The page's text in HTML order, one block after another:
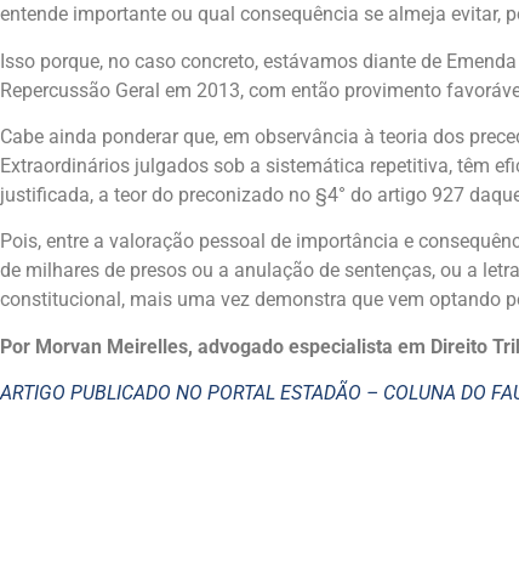
entende importante ou qual consequência se almeja evitar,
Isso porque, no caso concreto, estávamos diante de
Repercussão Geral em 2013, com então provimento
Cabe ainda ponderar que, em observância à teoria dos
Extraordinários julgados sob a sistemática repetitiva, têm
justificada, a teor do preconizado no §4° do artigo 927
Pois, entre a valoração pessoal de importância e
de milhares de presos ou a anulação de sentenças, ou a
constitucional, mais uma vez demonstra que vem optando
Por Morvan Meirelles, advogado especialista em Direito
ARTIGO PUBLICADO NO PORTAL ESTADÃO – COLUNA DO